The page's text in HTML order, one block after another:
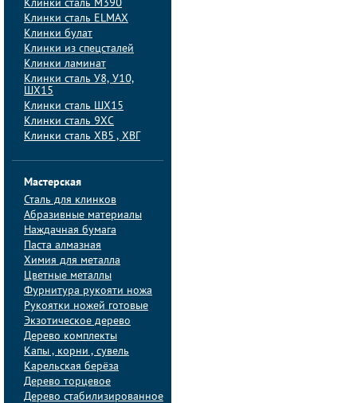
Клинки сталь M390
Клинки сталь ELMAX
Клинки булат
Клинки из спецсталей
Клинки ламинат
Клинки сталь У8, У10,
ШХ15
Клинки сталь ШХ15
Клинки сталь 9ХС
Клинки сталь ХВ5 , ХВГ
Мастерская
Сталь для клинков
Абразивные материалы
Наждачная бумага
Паста алмазная
Химия для металла
Цветные металлы
Фурнитура рукояти ножа
Рукоятки ножей готовые
Экзотическое дерево
Дерево комплекты
Капы , корни , сувель
Карельская берёза
Дерево торцевое
Дерево стабилизированное